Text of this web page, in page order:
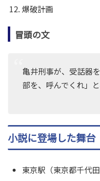
爆破計画
冒頭の文
亀井刑事が、受話器
部を、呼んでくれ」
小説に登場した舞台
東京駅（東京都千代田